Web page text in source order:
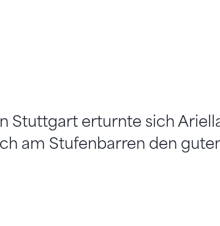
Stuttgart erturnte sich
am Stufenbarren den